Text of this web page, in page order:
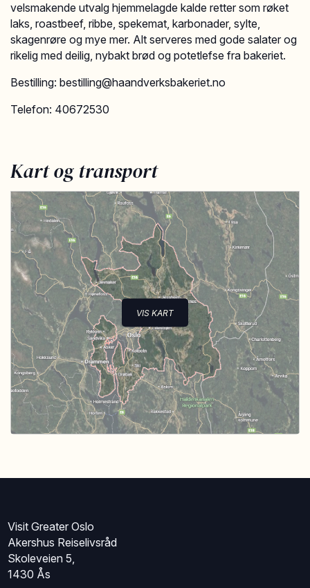
velsmakende utvalg hjemmelagde kalde retter som røket
laks, roastbeef, ribbe, spekemat, karbonader, sylte,
skagenrøre og mye mer. Alt serveres med gode salater og
rikelig med deilig, nybakt brød og potetlefse fra bakeriet.
Bestilling: bestilling@haandverksbakeriet.no
Telefon: 40672530
Kart og transport
VIS KART
Visit Greater Oslo
Akershus Reiselivsråd
Skoleveien 5,
1430 Ås